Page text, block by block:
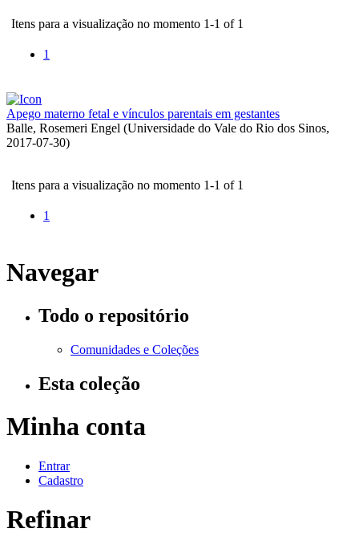
Itens para a visualização no momento 1-1 of 1
1
Apego materno fetal e vínculos parentais em gestantes
Balle, Rosemeri Engel (Universidade do Vale do Rio dos Sinos,
2017-07-30)
Itens para a visualização no momento 1-1 of 1
1
Navegar
Todo o repositório
Comunidades e Coleções
Esta coleção
Minha conta
Entrar
Cadastro
Refinar